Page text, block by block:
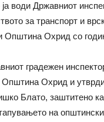
води Државниот
за транспорт и
Општина Охрид со
градежен
Општина Охрид и
Блато, заштитено
на